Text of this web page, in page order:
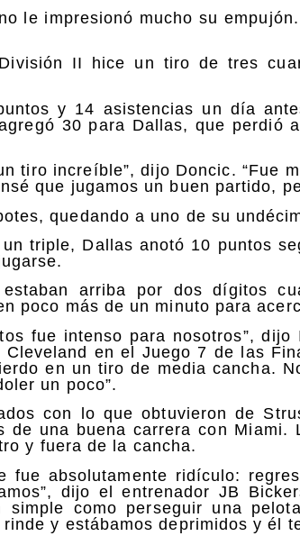
le impresionó mucho su
II hice un tiro de tres
y 14 asistencias un día
30 para Dallas, que perdió
tiro increíble”, dijo Doncic. “Fue
que jugamos un buen partido,
quedando a uno de su
triple, Dallas anotó 10 puntos
arriba por dos dígitos
poco más de un minuto para
fue intenso para nosotros”,
en el Juego 7 de las
en un tiro de media cancha.
un poco”.
con lo que obtuvieron de
de una buena carrera con Miami.
y fuera de la cancha.
fue absolutamente ridículo:
dijo el entrenador JB
como perseguir una
y estábamos deprimidos y él